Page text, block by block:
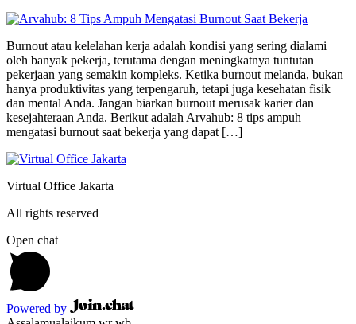
Burnout atau kelelahan kerja adalah kondisi yang sering dialami
oleh banyak pekerja, terutama dengan meningkatnya tuntutan
pekerjaan yang semakin kompleks. Ketika burnout melanda, bukan
hanya produktivitas yang terpengaruh, tetapi juga kesehatan fisik
dan mental Anda. Jangan biarkan burnout merusak karier dan
kesejahteraan Anda. Berikut adalah Arvahub: 8 tips ampuh
mengatasi burnout saat bekerja yang dapat […]
Virtual Office Jakarta
All rights reserved
Open chat
Powered by